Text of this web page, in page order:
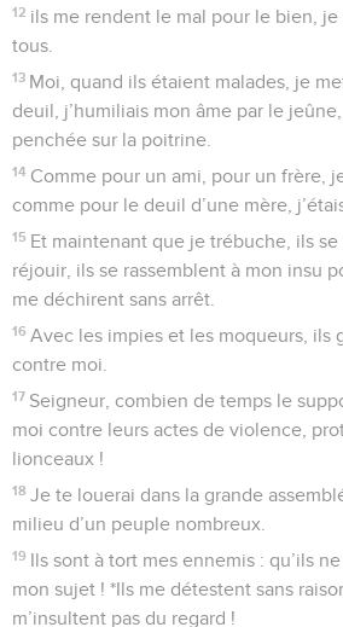
12 ils me rendent le mal pour le bien,
tous.
13 Moi, quand ils étaient malades, je
deuil, j’humiliais mon âme par le
penchée sur la poitrine.
14 Comme pour un ami, pour un frère,
comme pour le deuil d’une mère,
15 Et maintenant que je trébuche, ils
réjouir, ils se rassemblent à mon insu
me déchirent sans arrêt.
16 Avec les impies et les moqueurs, ils
contre moi.
17 Seigneur, combien de temps le
moi contre leurs actes de violence,
lionceaux !
18 Je te louerai dans la grande
milieu d’un peuple nombreux.
19 Ils sont à tort mes ennemis : qu’ils
mon sujet ! *Ils me détestent sans
m’insultent pas du regard !